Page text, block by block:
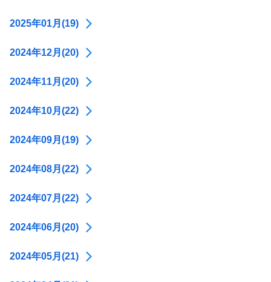
2025年01月(19)
2024年12月(20)
2024年11月(20)
2024年10月(22)
2024年09月(19)
2024年08月(22)
2024年07月(22)
2024年06月(20)
2024年05月(21)